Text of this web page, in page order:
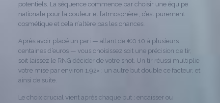
potentiels. La séquence commence par choisir une équipe
nationale pour la couleur et l’atmosphère ; c’est purement
cosmétique et cela n’altère pas les chances.
Après avoir placé un pari — allant de €0.10 à plusieurs
centaines d’euros — vous choisissez soit une précision de tir,
soit laissez le RNG décider de votre shot. Un tir réussi multiplie
votre mise par environ 1.92× ; un autre but double ce facteur, et
ainsi de suite.
Le choix crucial vient après chaque but : encaisser ou